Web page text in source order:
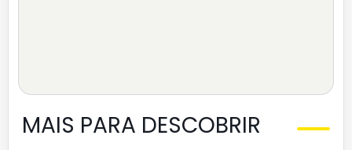
MAIS PARA DESCOBRIR